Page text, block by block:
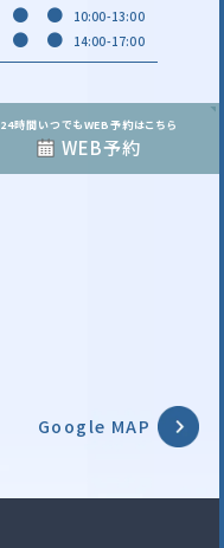
● ● 10:00-13:00
● ● 14:00-17:00
24時間いつでもWEB予約はこちら
WEB予約
Google MAP